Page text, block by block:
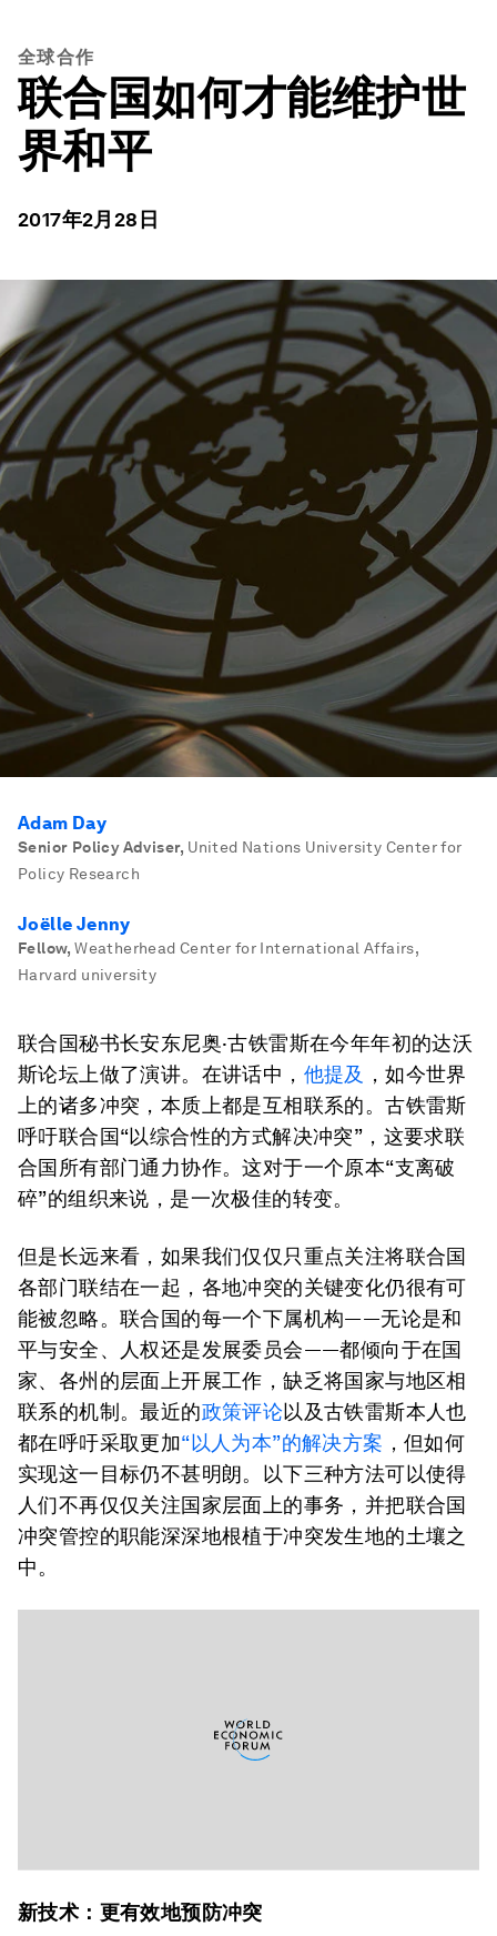
全球合作
联合国如何才能维护世
界和平
2017年2月28日
Adam Day
Senior Policy Adviser, United Nations University Center for
Policy Research
Joëlle Jenny
Fellow, Weatherhead Center for International Affairs,
Harvard university
联合国秘书长安东尼奥·古铁雷斯在今年年初的达沃
斯论坛上做了演讲。在讲话中， 他提及 ，如今世界
上的诸多冲突，本质上都是互相联系的。古铁雷斯
呼吁联合国“以综合性的方式解决冲突”，这要求联
合国所有部门通力协作。这对于一个原本“支离破
碎”的组织来说，是一次极佳的转变。
但是长远来看，如果我们仅仅只重点关注将联合国
各部门联结在一起，各地冲突的关键变化仍很有可
能被忽略。联合国的每一个下属机构——无论是和
平与安全、人权还是发展委员会——都倾向于在国
家、各州的层面上开展工作，缺乏将国家与地区相
联系的机制。最近的政策评论以及古铁雷斯本人也
都在呼吁采取更加“以人为本”的解决方案 ，但如何
实现这一目标仍不甚明朗。以下三种方法可以使得
人们不再仅仅关注国家层面上的事务，并把联合国
冲突管控的职能深深地根植于冲突发生地的土壤之
中。
新技术：更有效地预防冲突